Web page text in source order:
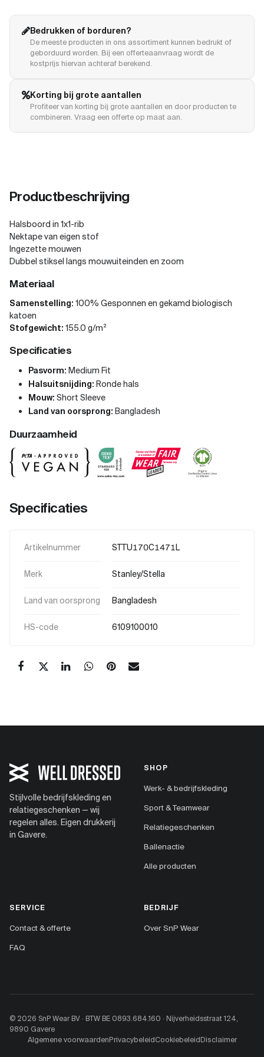
Bedrukken of borduren?
De meeste producten in ons assortiment kunnen bedrukt of
geborduurd worden. Bij een offerteaanvraag wordt de
kostprijs hiervan achteraf berekend.
Korting bij grote aantallen
Profiteer van korting bij grote aantallen en door producten te
combineren. Vraag een offerte op maat aan.
Productbeschrijving
Halsboord in 1x1-rib
Nektape van eigen stof
Ingezette mouwen
Dubbel stiksel langs mouwuiteinden en zoom
Materiaal
Samenstelling: 100% Gesponnen en gekamd biologisch
katoen
Stofgewicht: 155.0 g/m²
Specificaties
Pasvorm: Medium Fit
Halsuitsnijding: Ronde hals
Mouw: Short Sleeve
Land van oorsprong: Bangladesh
Duurzaamheid
Specificaties
Artikelnummer STTU170C1471L
Merk Stanley/Stella
Land van oorsprong Bangladesh
HS-code 6109100010
Stijlvolle bedrijfskleding en
relatiegeschenken — wij
regelen alles. Eigen drukkerij
in Gavere.
SHOP
Werk- & bedrijfskleding
Sport & Teamwear
Relatiegeschenken
Ballenactie
Alle producten
SERVICE
Contact & offerte
FAQ
BEDRIJF
Over SnP Wear
© 2026 SnP Wear BV · BTW BE 0893.684.160 · Nijverheidsstraat 124,
9890 Gavere
Algemene voorwaardenPrivacybeleidCookiebeleidDisclaimer